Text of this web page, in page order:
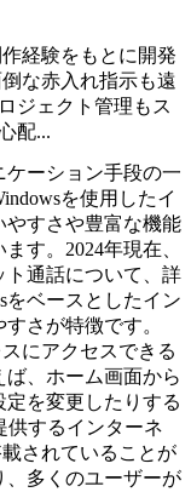
ーション手段の一
を使用したイ
やすさや豊富な機能
す。2024年現在、
ト通話について、詳
をベースとしたイン
さが特徴です。
にアクセスできる
、ホーム画面から
を変更したりする
供するインターネ
されていることが
、多くのユーザーが
作経験をもとに開発
な赤入れ指示も遠
ジェクト管理もス
配...